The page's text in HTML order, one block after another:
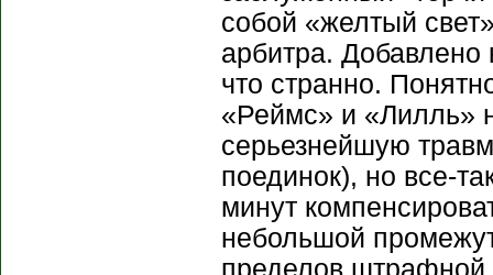
собой «желтый
арбитра. Добавлено
что странно.
«Реймс» и «Лилль»
серьезнейшую
поединок), но все-
минут
небольшой
пределов штрафной